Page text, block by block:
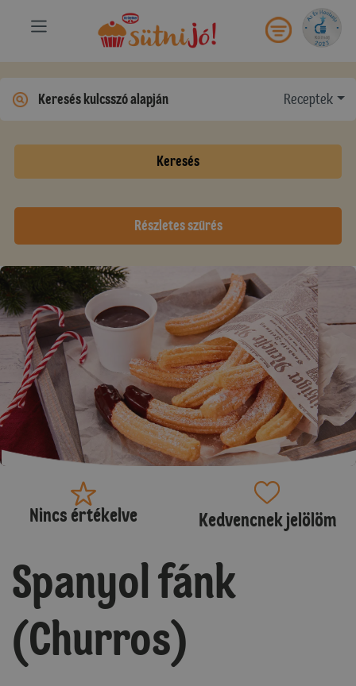
Receptek
Keresés
Részletes szűrés
Nincs értékelve Kedvencnek jelölöm
Spanyol fánk
(Churros)